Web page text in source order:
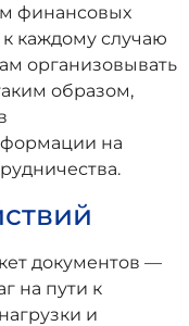
финансовых
каждому случаю
организовывать
образом,
на
документов —
на пути к
и